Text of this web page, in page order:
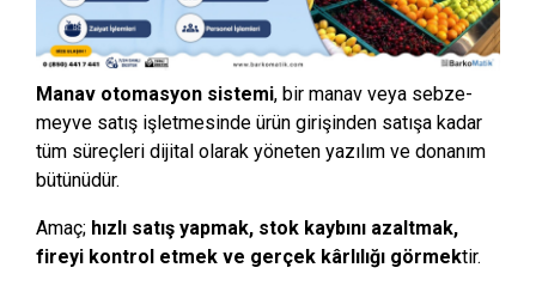
Manav otomasyon sistemi, bir manav veya sebze-
meyve satış işletmesinde ürün girişinden satışa kadar
tüm süreçleri dijital olarak yöneten yazılım ve donanım
bütünüdür.
Amaç; hızlı satış yapmak, stok kaybını azaltmak,
fireyi kontrol etmek ve gerçek kârlılığı görmektir.